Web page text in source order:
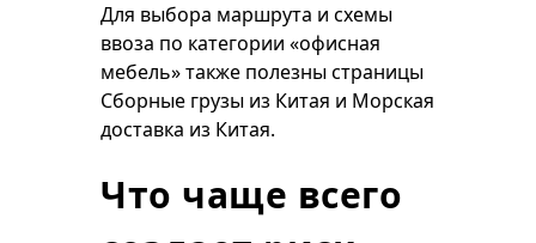
Для выбора маршрута и схемы
ввоза по категории «офисная
мебель» также полезны страницы
Сборные грузы из Китая и Морская
доставка из Китая.
Что чаще всего